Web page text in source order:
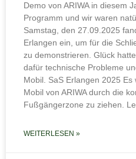
Demo von ARIWA in diesem
Programm und wir waren
Samstag, den 27.09.2025
Erlangen ein, um für die
zu demonstrieren. Glück
dafür technische Probleme
Mobil. SaS Erlangen 2025
Mobil von ARIWA durch die
Fußgängerzone zu ziehen.
WEITERLESEN »